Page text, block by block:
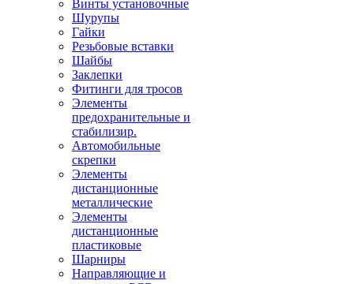
Винты установочные
Шурупы
Гайки
Резьбовые вставки
Шайбы
Заклепки
Фитинги для тросов
Элементы
предохранительные и
стабилизир.
Автомобильные
скрепки
Элементы
дистанционные
металлические
Элементы
дистанционные
пластиковые
Шарниры
Направляющие и